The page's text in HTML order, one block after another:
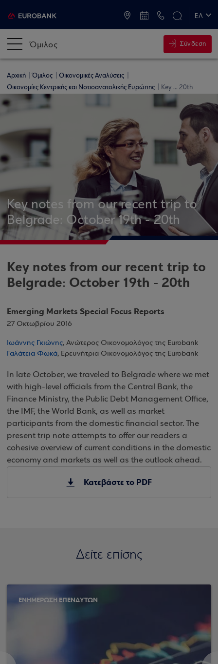
ΕΛ
Όμιλος Σύνδεση
Αρχική Όμιλος
Οικονομικές Αναλύσεις
Οικονομίες Κεντρικής και Νοτιοανατολικής Ευρώπης
Key ... 20th
Key notes from our recent trip to
Belgrade: October 19th - 20th
Key notes from our recent trip to
Belgrade: October 19th - 20th
Emerging Markets Special Focus Reports
27 Οκτωβρίου 2016
Ιωάννης Γκιώνης, Ανώτερος Οικονομολόγος της Eurobank
Γαλάτεια Φωκά, Ερευνήτρια Οικονομολόγος της Eurobank
In late October, we traveled to Belgrade where we met
with high-level officials from the Central Bank, the
Finance Ministry, the Public Debt Management Office,
the IMF, the World Bank, as well as market
participants from the domestic financial sector. The
present trip note attempts to offer our readers a
cohesive overview of current conditions in the domestic
economy and markets as well as the outlook ahead.
Κατεβάστε το PDF
Δείτε επίσης
ΕΝΗΜΕΡΩΣΗ ΕΠΕΝΔΥΤΩΝ